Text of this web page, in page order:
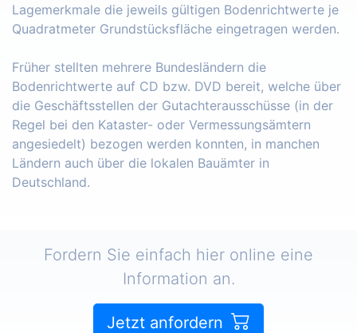
Lagemerkmale die jeweils gültigen Bodenrichtwerte je
Quadratmeter Grundstücksfläche eingetragen werden.
Früher stellten mehrere Bundesländern die
Bodenrichtwerte auf CD bzw. DVD bereit, welche über
die Geschäftsstellen der Gutachterausschüsse (in der
Regel bei den Kataster- oder Vermessungsämtern
angesiedelt) bezogen werden konnten, in manchen
Ländern auch über die lokalen Bauämter in
Deutschland.
Fordern Sie einfach hier online eine
Information an.
Jetzt anfordern